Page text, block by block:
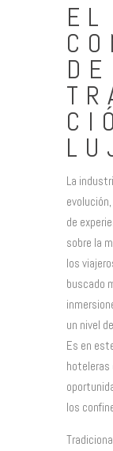
EL
La
de
sobre la
los
buscado
un nivel
Es en
hoteleras
los